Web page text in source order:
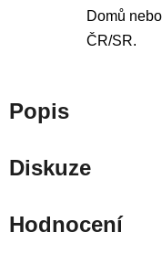
Domů
ČR/SR.
Popis
Diskuze
Hodnocení